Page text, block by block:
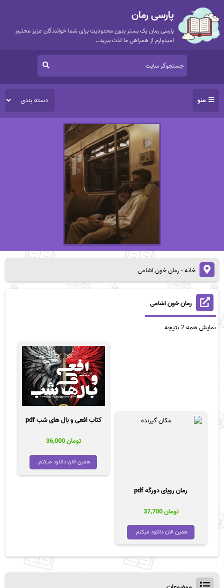
پارسی رمان
پارسی رمان یک بستر بدون محدودیت برای شما خوانندگان عزیز محترم
امیدوارم از همراهی ما لذت ببرید…
منو
خانه-رمان خون اشامی
رمان خون اشامی
نمایش همه 2 نتیجه
مرتب‌سازی
رمان رویای دورگه pdf
تومان37,700
همین الان دانلود میکنم.
کتاب افعی و بال های شب pdf
تومان36,000
همین الان دانلود میکنم.